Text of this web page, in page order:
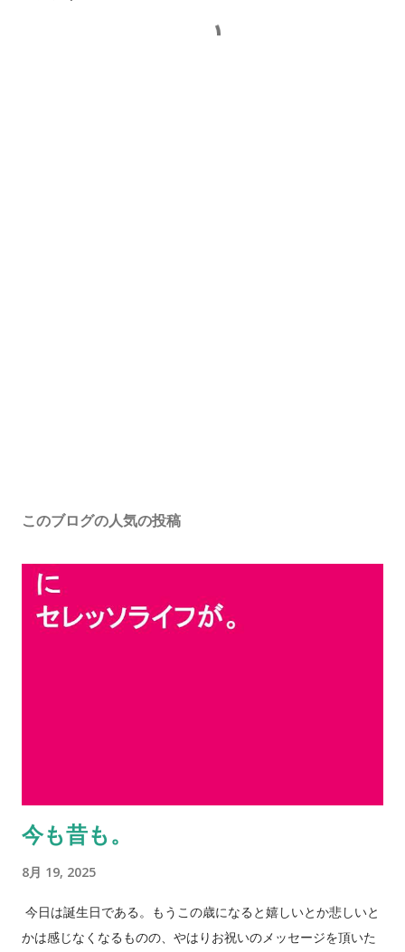
このブログの人気の投稿
今も昔も。
8月 19, 2025
今日は誕生日である。もうこの歳になると嬉しいとか悲しいと
かは感じなくなるものの、やはりお祝いのメッセージを頂いた